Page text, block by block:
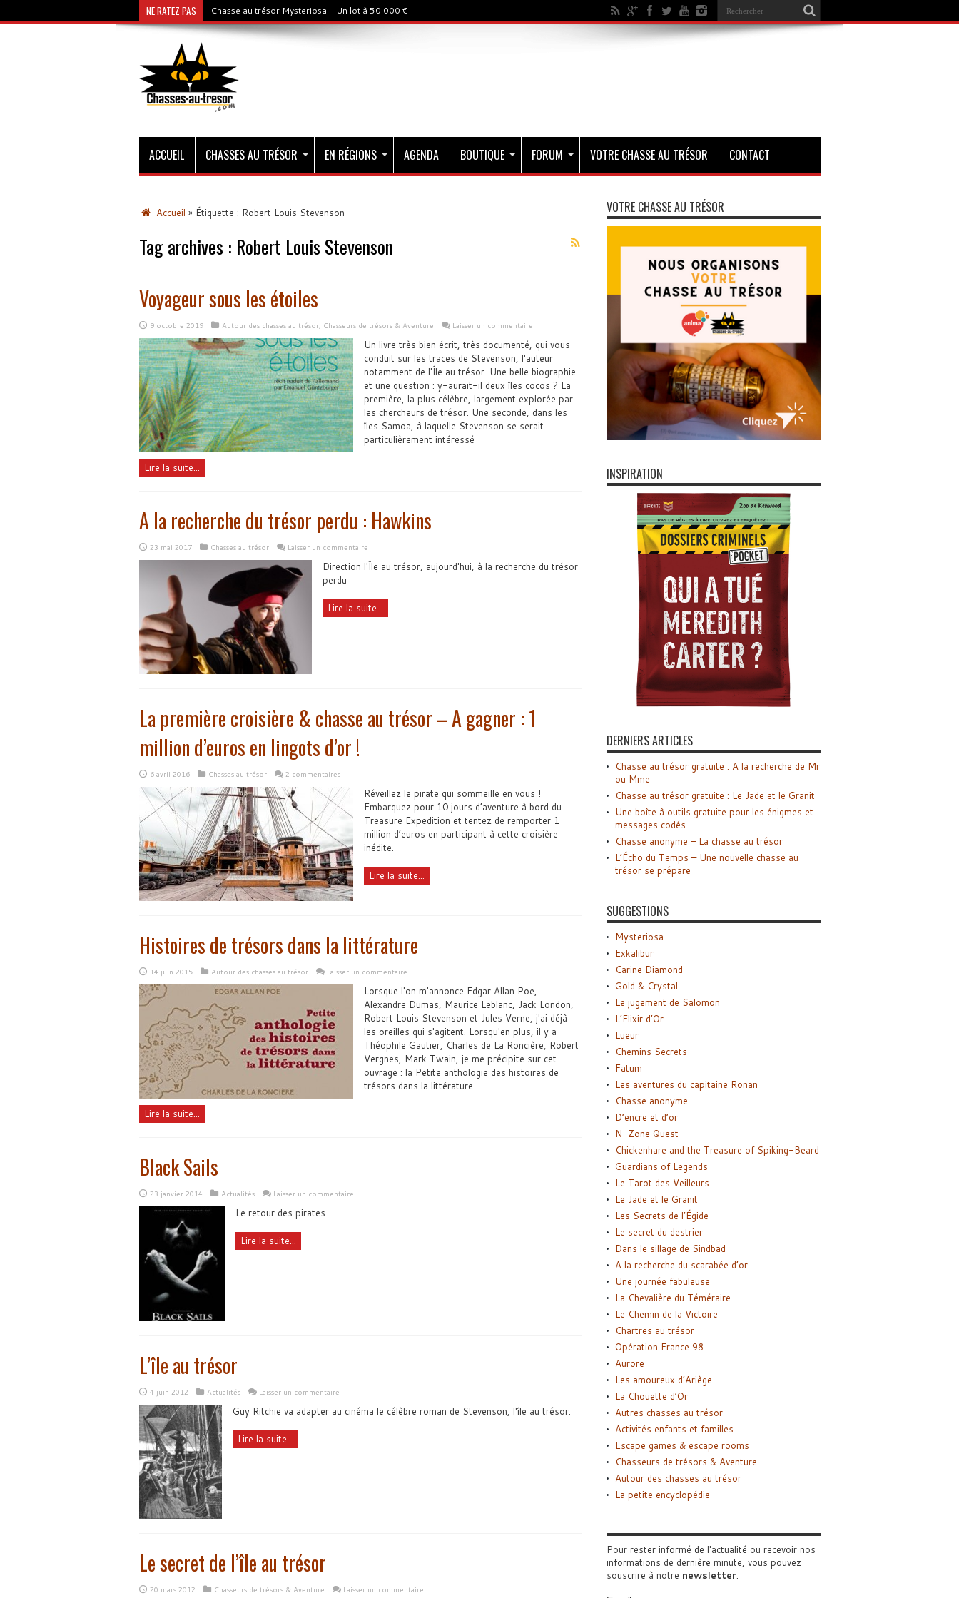
NE RATEZ PAS Chasse au trésor Mysteriosa - Un lot à 50 000 €
ACCUEIL CHASSES AU TRÉSOR EN RÉGIONS AGENDA BOUTIQUE FORUM VOTRE CHASSE AU TRÉSOR CONTACT
Accueil » Étiquette : Robert Louis Stevenson
Tag archives : Robert Louis Stevenson
Voyageur sous les étoiles
9 octobre 2019 Autour des chasses au trésor, Chasseurs de trésors & Aventure Laisser un commentaire
Un livre très bien écrit, très documenté, qui vous
conduit sur les traces de Stevenson, l'auteur
notamment de l'Île au trésor. Une belle biographie
et une question : y-aurait-il deux îles cocos ? La
première, la plus célèbre, largement explorée par
les chercheurs de trésor. Une seconde, dans les
îles Samoa, à laquelle Stevenson se serait
particulièrement intéressé
Lire la suite...
A la recherche du trésor perdu : Hawkins
23 mai 2017 Chasses au trésor Laisser un commentaire
Direction l'Île au trésor, aujourd'hui, à la recherche du trésor
perdu
Lire la suite...
La première croisière & chasse au trésor – A gagner : 1
million d’euros en lingots d’or !
6 avril 2016 Chasses au trésor 2 commentaires
Réveillez le pirate qui sommeille en vous !
Embarquez pour 10 jours d’aventure à bord du
Treasure Expedition et tentez de remporter 1
million d’euros en participant à cette croisière
inédite.
Lire la suite...
Histoires de trésors dans la littérature
14 juin 2015 Autour des chasses au trésor Laisser un commentaire
Lorsque l'on m'annonce Edgar Allan Poe,
Alexandre Dumas, Maurice Leblanc, Jack London,
Robert Louis Stevenson et Jules Verne, j'ai déjà
les oreilles qui s'agitent. Lorsqu'en plus, il y a
Théophile Gautier, Charles de La Roncière, Robert
Vergnes, Mark Twain, je me précipite sur cet
ouvrage : la Petite anthologie des histoires de
trésors dans la littérature
Lire la suite...
Black Sails
23 janvier 2014 Actualités Laisser un commentaire
Le retour des pirates
Lire la suite...
L’île au trésor
4 juin 2012 Actualités Laisser un commentaire
Guy Ritchie va adapter au cinéma le célèbre roman de Stevenson, l'île au trésor.
Lire la suite...
Le secret de l’île au trésor
20 mars 2012 Chasseurs de trésors & Aventure Laisser un commentaire
VOTRE CHASSE AU TRÉSOR
INSPIRATION
DERNIERS ARTICLES
Chasse au trésor gratuite : A la recherche de Mr
ou Mme
Chasse au trésor gratuite : Le Jade et le Granit
Une boîte à outils gratuite pour les énigmes et
messages codés
Chasse anonyme – La chasse au trésor
L’Écho du Temps – Une nouvelle chasse au
trésor se prépare
SUGGESTIONS
Mysteriosa
Exkalibur
Carine Diamond
Gold & Crystal
Le jugement de Salomon
L’Elixir d’Or
Lueur
Chemins Secrets
Fatum
Les aventures du capitaine Ronan
Chasse anonyme
D’encre et d’or
N-Zone Quest
Chickenhare and the Treasure of Spiking-Beard
Guardians of Legends
Le Tarot des Veilleurs
Le Jade et le Granit
Les Secrets de l’Égide
Le secret du destrier
Dans le sillage de Sindbad
A la recherche du scarabée d’or
Une journée fabuleuse
La Chevalière du Téméraire
Le Chemin de la Victoire
Chartres au trésor
Opération France 98
Aurore
Les amoureux d’Ariège
La Chouette d’Or
Autres chasses au trésor
Activités enfants et familles
Escape games & escape rooms
Chasseurs de trésors & Aventure
Autour des chasses au trésor
La petite encyclopédie
Pour rester informé de l'actualité ou recevoir nos
informations de dernière minute, vous pouvez
souscrire à notre newsletter.